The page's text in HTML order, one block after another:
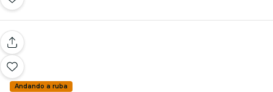
Andando a ruba